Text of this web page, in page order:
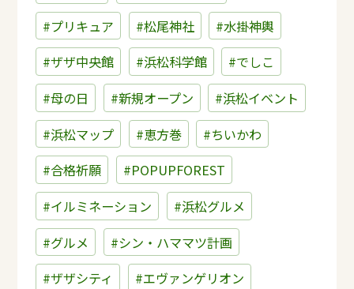
#プリキュア
#松尾神社
#水掛神輿
#ザザ中央館
#浜松科学館
#でしこ
#母の日
#新規オープン
#浜松イベント
#浜松マップ
#恵方巻
#ちいかわ
#合格祈願
#POPUPFOREST
#イルミネーション
#浜松グルメ
#グルメ
#シン・ハママツ計画
#ザザシティ
#エヴァンゲリオン